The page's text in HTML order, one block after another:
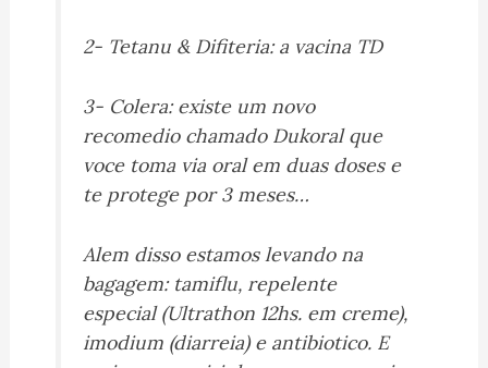
2- Tetanu & Difiteria: a vacina TD
3- Colera: existe um novo
recomedio chamado Dukoral que
voce toma via oral em duas doses e
te protege por 3 meses…
Alem disso estamos levando na
bagagem: tamiflu, repelente
especial (Ultrathon 12hs. em creme),
imodium (diarreia) e antibiotico. E